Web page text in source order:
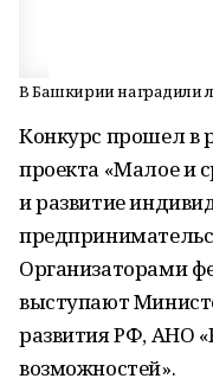
В Башкирии наградили
Конкурс прошел в
проекта «Малое и
и развитие
Организаторами
выступают
развития РФ, АНО
возможностей».